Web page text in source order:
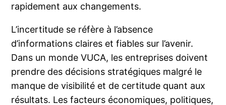
rapidement aux changements.
L’incertitude se réfère à l’absence
d’informations claires et fiables sur l’avenir.
Dans un monde VUCA, les entreprises doivent
prendre des décisions stratégiques malgré le
manque de visibilité et de certitude quant aux
résultats. Les facteurs économiques, politiques,